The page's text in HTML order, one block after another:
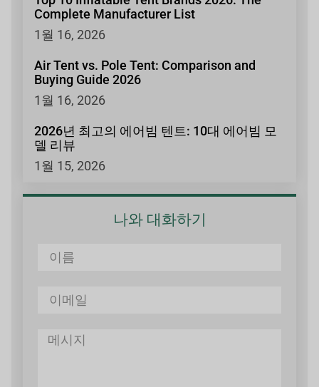
Complete Manufacturer List
1월 16, 2026
Air Tent vs. Pole Tent: Comparison and
Buying Guide 2026
1월 16, 2026
2026년 최고의 에어빔 텐트: 10대 에어빔 모
델 리뷰
1월 15, 2026
나와 대화하기